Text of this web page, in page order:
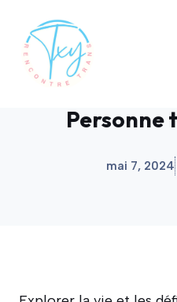
contenu
Personne
mai 7, 2024